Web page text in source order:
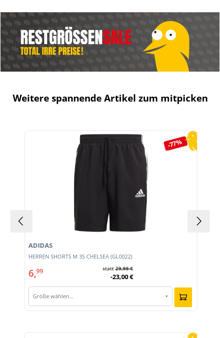
Weitere spannende Artikel zum mitpicken
Produktgalerie überspringen
-77%
HERREN SHORTS M 3S CHELSEA (GL0022)
ADIDAS
6,99 statt29,99 €
-23,00 €
Größe wählen… ▾